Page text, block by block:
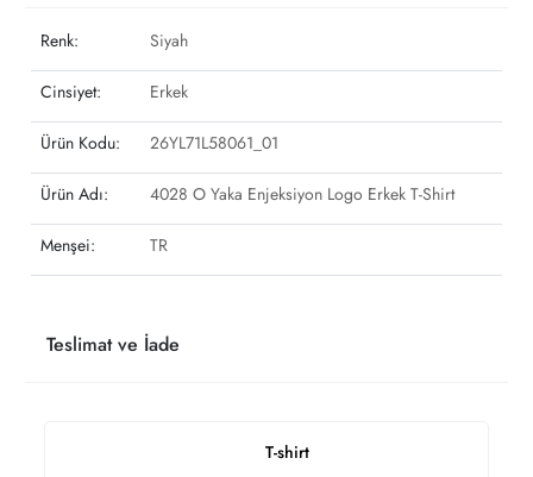
T-shirt
Renk: Siyah
Cinsiyet: Erkek
Ürün Kodu: 26YL71L58061_01
Ürün Adı: 4028 O Yaka Enjeksiyon Logo Erkek T-Shirt
Menşei: TR
Teslimat ve İade